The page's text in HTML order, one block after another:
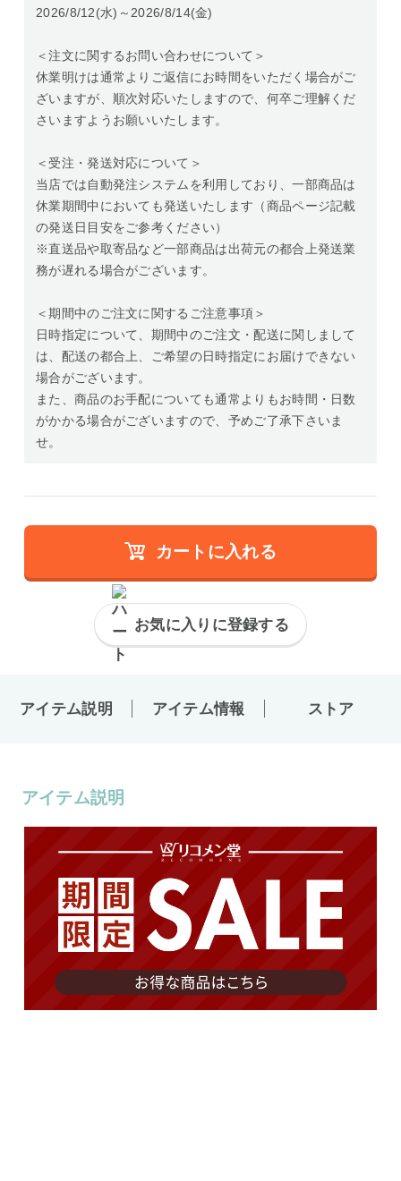
2026/8/12(水)～2026/8/14(金)
＜注文に関するお問い合わせについて＞
休業明けは通常よりご返信にお時間をいただく場合がご
ざいますが、順次対応いたしますので、何卒ご理解くだ
さいますようお願いいたします。
＜受注・発送対応について＞
当店では自動発注システムを利用しており、一部商品は
休業期間中においても発送いたします（商品ページ記載
の発送日目安をご参考ください）
※直送品や取寄品など一部商品は出荷元の都合上発送業
務が遅れる場合がございます。
＜期間中のご注文に関するご注意事項＞
日時指定について、期間中のご注文・配送に関しまして
は、配送の都合上、ご希望の日時指定にお届けできない
場合がございます。
また、商品のお手配についても通常よりもお時間・日数
がかかる場合がございますので、予めご了承下さいま
せ。
カートに入れる
お気に入りに登録する
アイテム説明 アイテム情報 ストア
アイテム説明